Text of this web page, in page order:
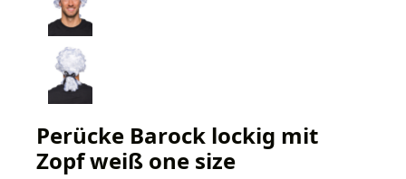
Perücke Barock lockig mit
Zopf weiß one size